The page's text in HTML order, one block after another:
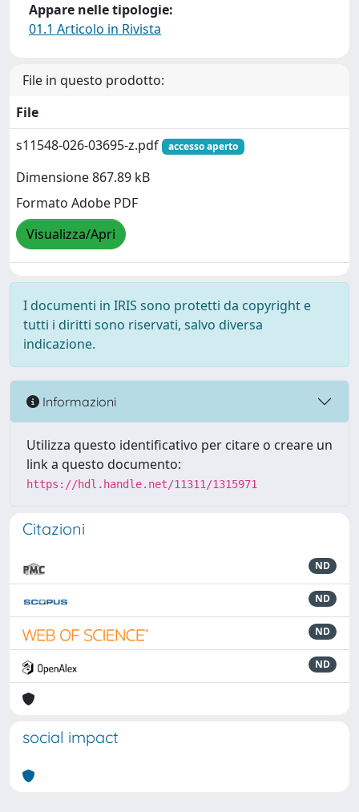
Appare nelle tipologie:
01.1 Articolo in Rivista
File in questo prodotto:
File
s11548-026-03695-z.pdf
accesso aperto
Dimensione 867.89 kB
Formato Adobe PDF
Visualizza/Apri
I documenti in IRIS sono protetti da copyright e
tutti i diritti sono riservati, salvo diversa
indicazione.
Informazioni
Utilizza questo identificativo per citare o creare un
link a questo documento:
https://hdl.handle.net/11311/1315971
Citazioni
ND
ND
ND
ND
social impact